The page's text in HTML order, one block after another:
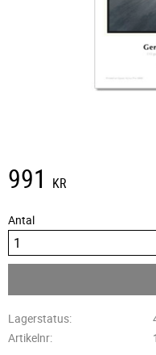
991 KR
Antal
Lagerstatus
Artikelnr